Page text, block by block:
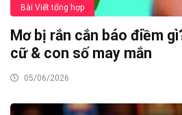
Bài Viết tổng hợp
Mơ bị rắn cắn báo điềm
cữ & con số may mắn
05/06/2026